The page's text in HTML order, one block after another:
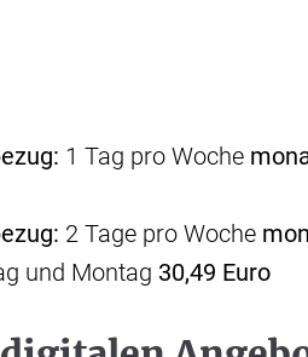
1 Tag pro Woche
2 Tage pro Woche
und Montag 30,49 Euro